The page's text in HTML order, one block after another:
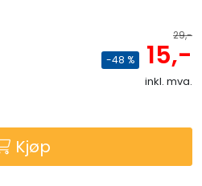
29,-
-48 %
15,-
inkl. mva.
Kjøp